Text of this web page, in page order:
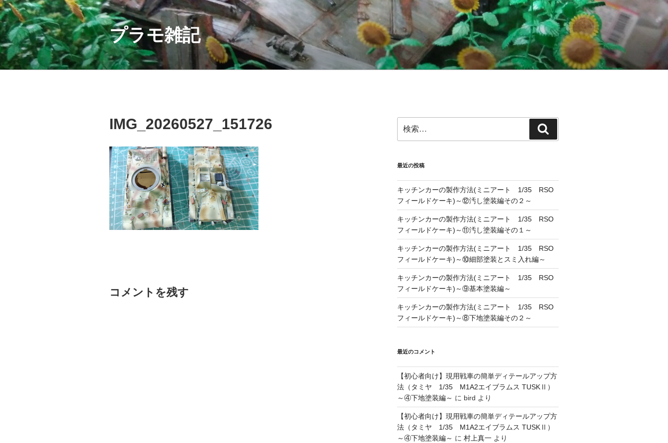
コ
ン
テ
ン
ツ
へ
プラモ雑記
IMG_20260527_151726
コメントを残す
索:
索
最近の投稿
キッチンカーの製作方法(ミニアート 1/35 RSO
フィールドケーキ)～⑫汚し塗装編その２～
キッチンカーの製作方法(ミニアート 1/35 RSO
フィールドケーキ)～⑪汚し塗装編その１～
キッチンカーの製作方法(ミニアート 1/35 RSO
フィールドケーキ)～⑩細部塗装とスミ入れ編～
キッチンカーの製作方法(ミニアート 1/35 RSO
フィールドケーキ)～⑨基本塗装編～
キッチンカーの製作方法(ミニアート 1/35 RSO
フィールドケーキ)～⑧下地塗装編その２～
最近のコメント
【初心者向け】現用戦車の簡単ディテールアップ方
法（タミヤ 1/35 M1A2エイブラムス TUSKⅡ）
～④下地塗装編～ に bird より
【初心者向け】現用戦車の簡単ディテールアップ方
法（タミヤ 1/35 M1A2エイブラムス TUSKⅡ）
～④下地塗装編～ に 村上真一より